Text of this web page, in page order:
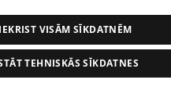
e-mail -info@1188.lv
VISĀM SĪKDATNĒM
TEHNISKĀS SĪKDATNES